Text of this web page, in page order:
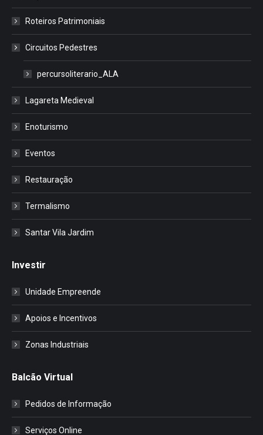
Roteiros Patrimoniais
Circuitos Pedestres
percursoliterario_ALA
Lagareta Medieval
Enoturismo
Eventos
Restauração
Termalismo
Santar Vila Jardim
Investir
Unidade Empreende
Apoios e Incentivos
Zonas Industriais
Balcão Virtual
Pedidos de Informação
Serviços Online